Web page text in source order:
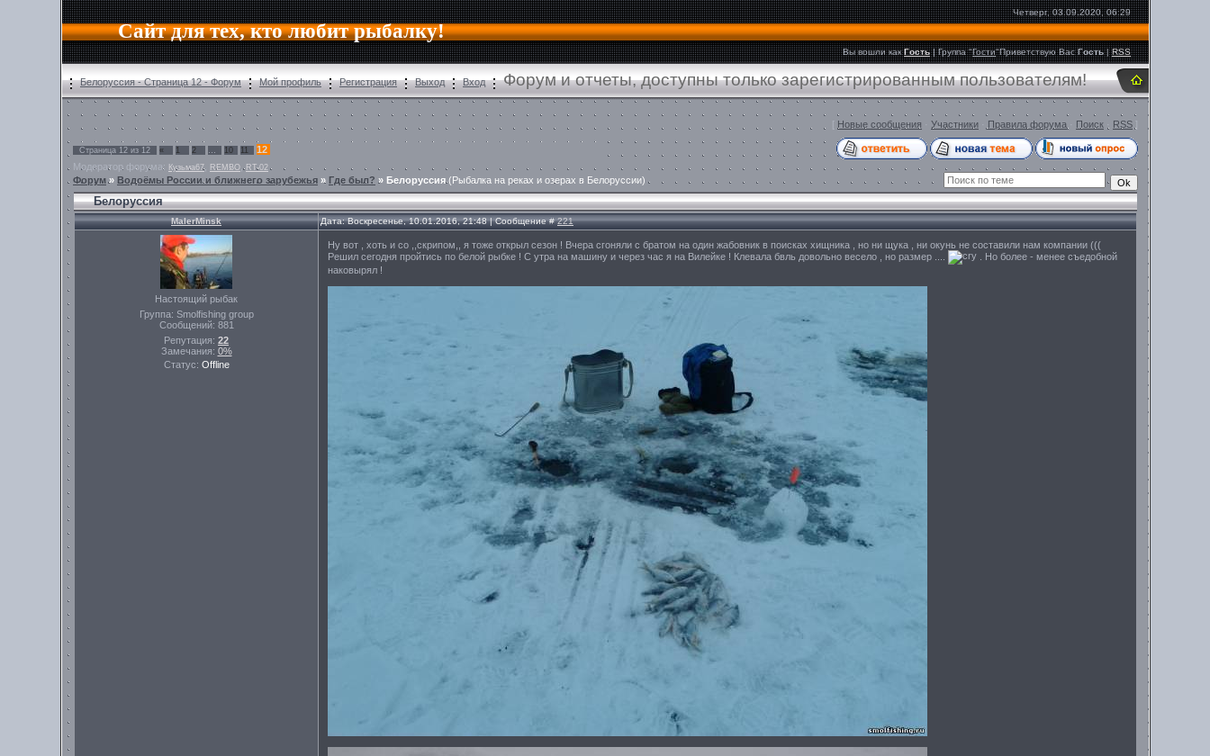
Сайт для тех, кто любит рыбалку!
Четверг, 03.09.2020, 06:29
Вы вошли как Гость|Группа"Гости"Приветствую Вас Гость |RSS
Белоруссия - Страница 12 - Форум Мой профиль Регистрация Выход Вход Форум и отчеты, доступны только зарегистрированным пользователям!
[ Новые сообщения Участники Правила форума Поиск RSS ]
Страница 12 из 12 « 1 2 … 10 11
12
Модератор форума: Кузьма67 REMBO , RT-02
Форум» Водоёмы России и ближнего зарубежья » Где был? » Белоруссия (Рыбалка на реках и озерах в Белоруссии)
Белоруссия
MalerMinsk Дата: Воскресенье, 10.01.2016, 21:48 | Сообщение #221
Настоящий рыбак
Группа: Smolfishing group
Сообщений: 881
Репутация: 22
Замечания: 0%
Статус: Offline
Ну вот , хоть и со ,,скрипом,, я тоже открыл сезон ! Вчера сгоняли с братом на один жабовник в поисках хищника , но ни щука , ни окунь не составили нам компании (((
Решил сегодня пройтись по белой рыбке ! С утра на машину и через час я на Вилейке ! Клевала бвль довольно весело , но размер ....
. Но более - менее съедобной
наковырял !